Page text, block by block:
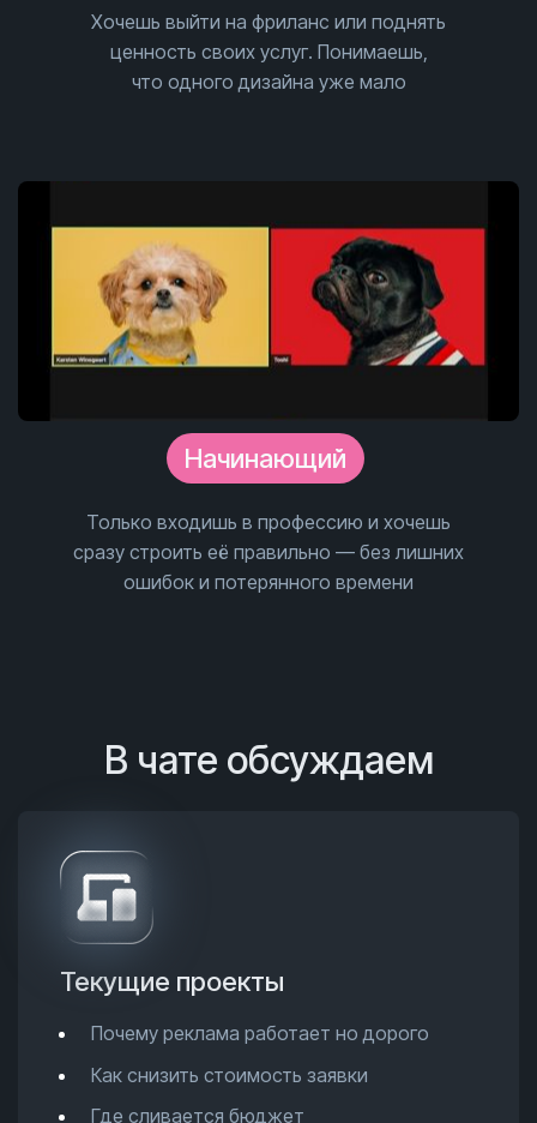
Хочешь выйти на фриланс или поднять
ценность своих услуг. Понимаешь,
что одного дизайна уже мало
Начинающий
Только входишь в профессию и хочешь
сразу строить её правильно — без лишних
ошибок и потерянного времени
В чате обсуждаем
Текущие проекты
Почему реклама работает но дорого
Как снизить стоимость заявки
Где сливается бюджет